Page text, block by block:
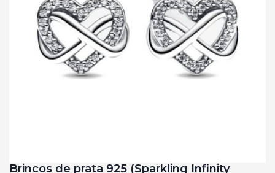
Brincos de prata 925 (Sparkling Infinity